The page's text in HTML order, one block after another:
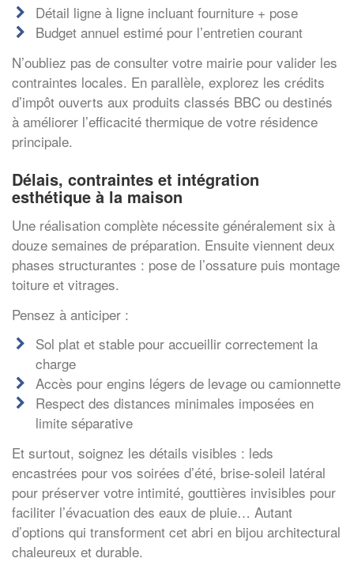
Détail ligne à ligne incluant fourniture + pose
Budget annuel estimé pour l’entretien courant
N’oubliez pas de consulter votre mairie pour valider les
contraintes locales. En parallèle, explorez les crédits
d’impôt ouverts aux produits classés BBC ou destinés
à améliorer l’efficacité thermique de votre résidence
principale.
Délais, contraintes et intégration
esthétique à la maison
Une réalisation complète nécessite généralement six à
douze semaines de préparation. Ensuite viennent deux
phases structurantes : pose de l’ossature puis montage
toiture et vitrages.
Pensez à anticiper :
Sol plat et stable pour accueillir correctement la
charge
Accès pour engins légers de levage ou camionnette
Respect des distances minimales imposées en
limite séparative
Et surtout, soignez les détails visibles : leds
encastrées pour vos soirées d’été, brise-soleil latéral
pour préserver votre intimité, gouttières invisibles pour
faciliter l’évacuation des eaux de pluie… Autant
d’options qui transforment cet abri en bijou architectural
chaleureux et durable.